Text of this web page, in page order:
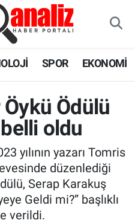
SPOR EKONOMİ
Ödülü
oldu
yılının yazarı Tomris
düzenlediği
Serap Karakuş
Geldi mi?” başlıklı
verildi.
ve Fikstür